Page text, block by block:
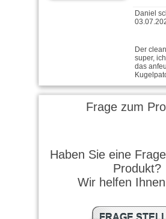
Daniel
Der
super,
das
Frage zum
Haben Sie eine
Produkt?
Wir helfen